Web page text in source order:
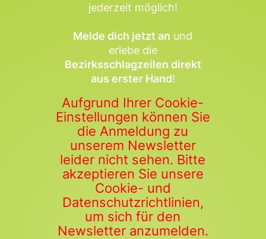
jederzeit möglich!
Melde dich jetzt an und
erlebe die
Bezirksschlagzeilen direkt
aus erster Hand!
Aufgrund Ihrer Cookie-
Einstellungen können Sie
die Anmeldung zu
unserem Newsletter
leider nicht sehen. Bitte
akzeptieren Sie unsere
Cookie- und
Datenschutzrichtlinien,
um sich für den
Newsletter anzumelden.